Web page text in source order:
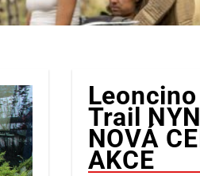
Trail
NOVÁ
AKCE